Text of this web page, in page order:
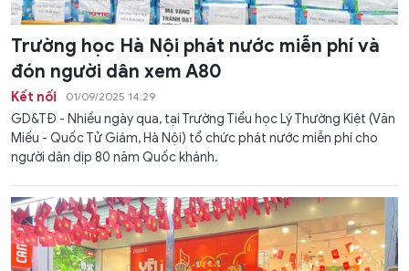
Trường học Hà Nội phát nước miễn phí và
đón người dân xem A80
Kết nối 01/09/2025 14:29
GD&TĐ - Nhiều ngày qua, tại Trường Tiểu học Lý Thường Kiệt (Văn
Miếu - Quốc Tử Giám, Hà Nội) tổ chức phát nước miễn phí cho
người dân dịp 80 năm Quốc khánh.